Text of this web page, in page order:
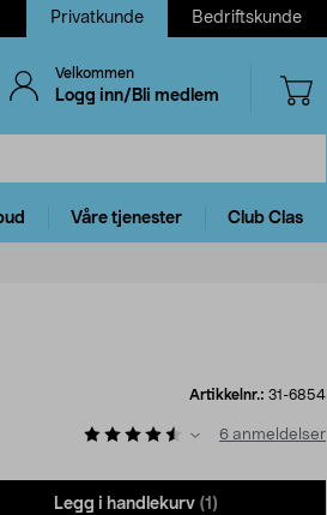
Privatkunde Bedriftskunde
Velkommen
Logg inn/Bli medlem
Våre tjenester Club Clas
Artikkelnr.: 31-6854
6 anmeldelser
Legg i handlekurv (1)